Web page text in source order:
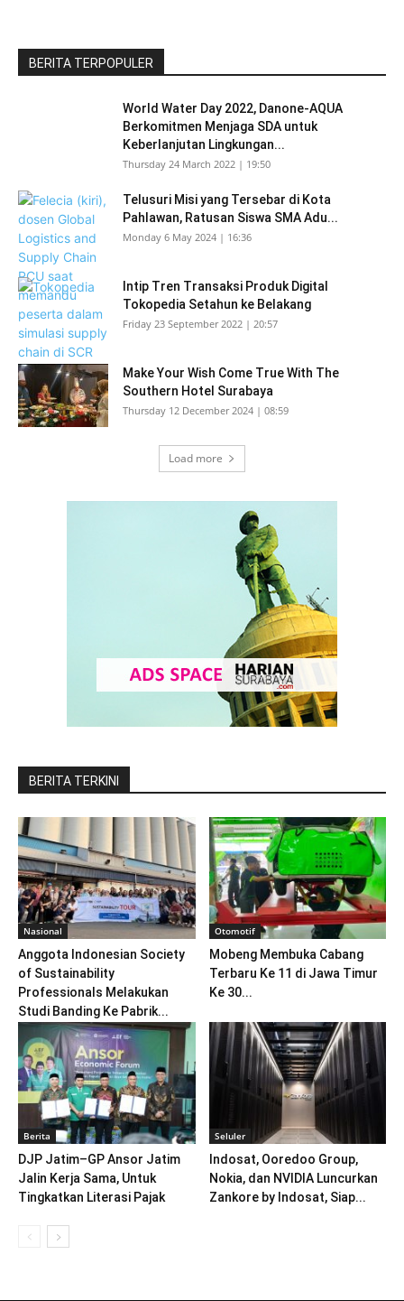
BERITA TERPOPULER
World Water Day 2022, Danone-AQUA
Berkomitmen Menjaga SDA untuk
Keberlanjutan Lingkungan...
Thursday 24 March 2022 | 19:50
Telusuri Misi yang Tersebar di Kota
Pahlawan, Ratusan Siswa SMA Adu...
Monday 6 May 2024 | 16:36
Intip Tren Transaksi Produk Digital
Tokopedia Setahun ke Belakang
Friday 23 September 2022 | 20:57
Make Your Wish Come True With The
Southern Hotel Surabaya
Thursday 12 December 2024 | 08:59
Load more
BERITA TERKINI
Nasional
Anggota Indonesian Society
of Sustainability
Professionals Melakukan
Studi Banding Ke Pabrik...
Otomotif
Mobeng Membuka Cabang
Terbaru Ke 11 di Jawa Timur
Ke 30...
Berita
DJP Jatim–GP Ansor Jatim
Jalin Kerja Sama, Untuk
Tingkatkan Literasi Pajak
Seluler
Indosat, Ooredoo Group,
Nokia, dan NVIDIA Luncurkan
Zankore by Indosat, Siap...